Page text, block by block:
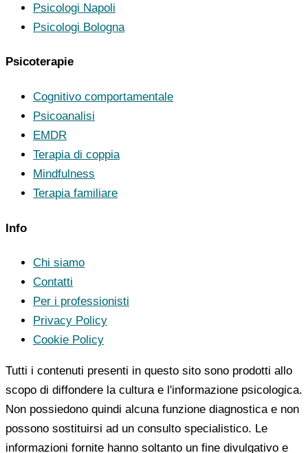
Psicologi Napoli
Psicologi Bologna
Psicoterapie
Cognitivo comportamentale
Psicoanalisi
EMDR
Terapia di coppia
Mindfulness
Terapia familiare
Info
Chi siamo
Contatti
Per i professionisti
Privacy Policy
Cookie Policy
Tutti i contenuti presenti in questo sito sono prodotti allo
scopo di diffondere la cultura e l'informazione psicologica.
Non possiedono quindi alcuna funzione diagnostica e non
possono sostituirsi ad un consulto specialistico. Le
informazioni fornite hanno soltanto un fine divulgativo e